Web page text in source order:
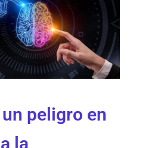
peligro en
la